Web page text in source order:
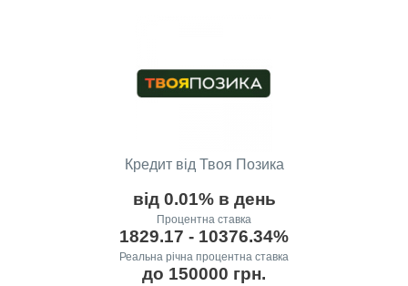
Кредит від Твоя Позика
від 0.01% в день
Процентна ставка
1829.17 - 10376.34%
Реальна річна процентна ставка
до 150000 грн.